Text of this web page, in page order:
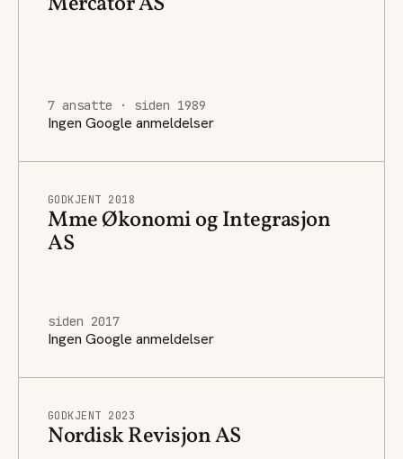
7 ansatte · siden 1989
Ingen Google anmeldelser
GODKJENT 2018
Mme Økonomi og Integrasjon
AS
siden 2017
Ingen Google anmeldelser
GODKJENT 2023
Nordisk Revisjon AS